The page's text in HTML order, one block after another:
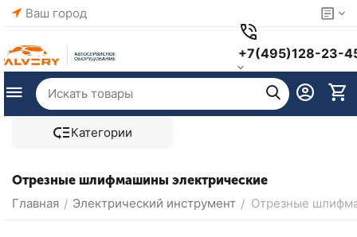
Ваш город
+7(495)128-23-
Категории
Отрезные шлифмашины электрические
Главная / Электрический инструмент / Отрезные